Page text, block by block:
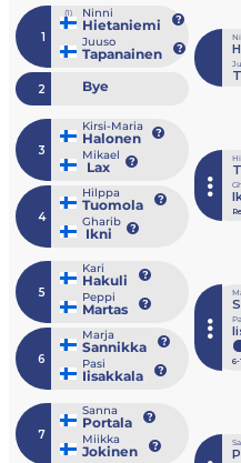
1
(1) Ninni
Hietaniemi
Juuso
Tapanainen
2 Bye
3
Kirsi-Maria
Halonen
Mikael
Lax
4
Hilppa
Tuomola
Gharib
Ikni
5
Kari
Hakuli
Peppi
Martas
6
Marja
Sannikka
Pasi
Iisakkala
7
Sanna
Portala
Miikka
Jokinen
6-1